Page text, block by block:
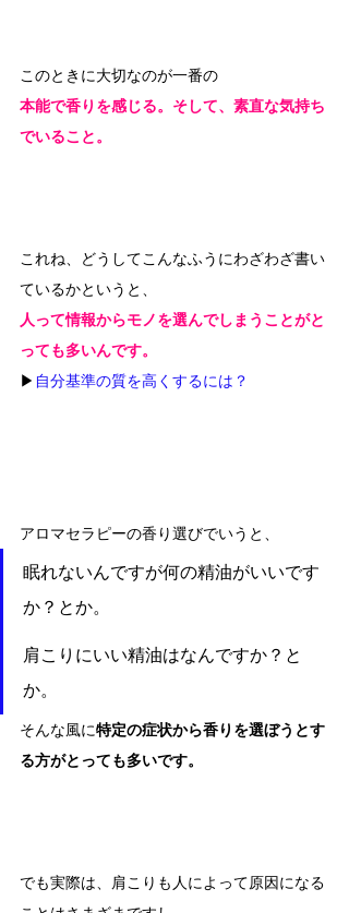
このときに大切なのが一番の
本能で香りを感じる。そして、素直な気持ち
でいること。
これね、どうしてこんなふうにわざわざ書い
ているかというと、
人って情報からモノを選んでしまうことがと
っても多いんです。
▶ 自分基準の質を高くするには？
アロマセラピーの香り選びでいうと、
眠れないんですが何の精油がいいです
か？とか。
肩こりにいい精油はなんですか？と
か。
そんな風に特定の症状から香りを選ぼうとす
る方がとっても多いです。
でも実際は、肩こりも人によって原因になる